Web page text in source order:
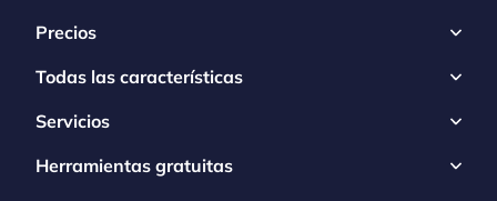
Precios
Todas las características
Servicios
Herramientas gratuitas